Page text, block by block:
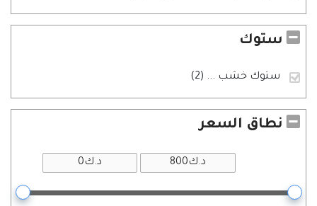
ستوك
ستوك خشب ... (2)
نطاق السعر